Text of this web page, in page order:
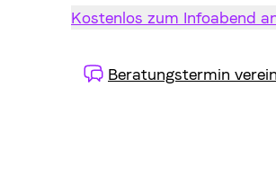
Kostenlos zum Infoabend
Beratungstermin